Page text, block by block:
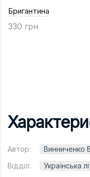
Бригантина
330 грн
Автор:
Винниченко
Відділ:
Українська